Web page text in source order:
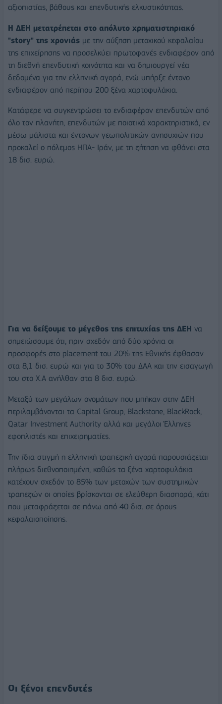
αξιοπιστίας, βάθους και επενδυτικής ελκυστικότητας.
Η ΔΕΗ μετατρέπεται στο απόλυτο χρηματιστηριακό
"story" της χρονιάς με την αύξηση μετοχικού κεφαλαίου
της επιχείρησης να προσελκύει πρωτοφανές ενδιαφέρον από
τη διεθνή επενδυτική κοινότητα και να δημιουργεί νέα
δεδομένα για την ελληνική αγορά, ενώ υπήρξε έντονο
ενδιαφέρον από περίπου 200 ξένα χαρτοφυλάκια.
Κατάφερε να συγκεντρώσει το ενδιαφέρον επενδυτών από
όλο τον πλανήτη, επενδυτών με ποιοτικά χαρακτηριστικά, εν
μέσω μάλιστα και έντονων γεωπολιτικών ανησυχιών που
προκαλεί ο πόλεμος ΗΠΑ- Ιράν, με τη ζήτηση να φθάνει στα
18 δισ. ευρώ.
Για να δείξουμε το μέγεθος της επιτυχίας της ΔΕΗ να
σημειώσουμε ότι, πριν σχεδόν από δύο χρόνια οι
προσφορές στο placement του 20% της Εθνικής έφθασαν
στα 8,1 δισ. ευρώ και για το 30% του ΔΑΑ και την εισαγωγή
του στο Χ.Α ανήλθαν στα 8 δισ. ευρώ.
Μεταξύ των μεγάλων ονομάτων που μπήκαν στην ΔΕΗ
περιλαμβάνονται τα Capital Group, Blackstone, BlackRock,
Qatar Investment Authority αλλά και μεγάλοι Έλληνες
εφοπλιστές και επιχειρηματίες.
Την ίδια στιγμή η ελληνική τραπεζική αγορά παρουσιάζεται
πλήρως διεθνοποιημένη, καθώς τα ξένα χαρτοφυλάκια
κατέχουν σχεδόν το 85% των μετοχών των συστημικών
τραπεζών οι οποίες βρίσκονται σε ελεύθερη διασπορά, κάτι
που μεταφράζεται σε πάνω από 40 δισ. σε όρους
κεφαλαιοποίησης.
Οι ξένοι επενδυτές